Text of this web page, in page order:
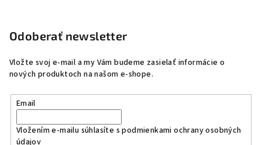
Odoberať newsletter
Vložte svoj e-mail a my Vám budeme zasielať informácie o
nových produktoch na našom e-shope.
Email
Vložením e-mailu súhlasíte spodmienkami ochrany osobných
údajov